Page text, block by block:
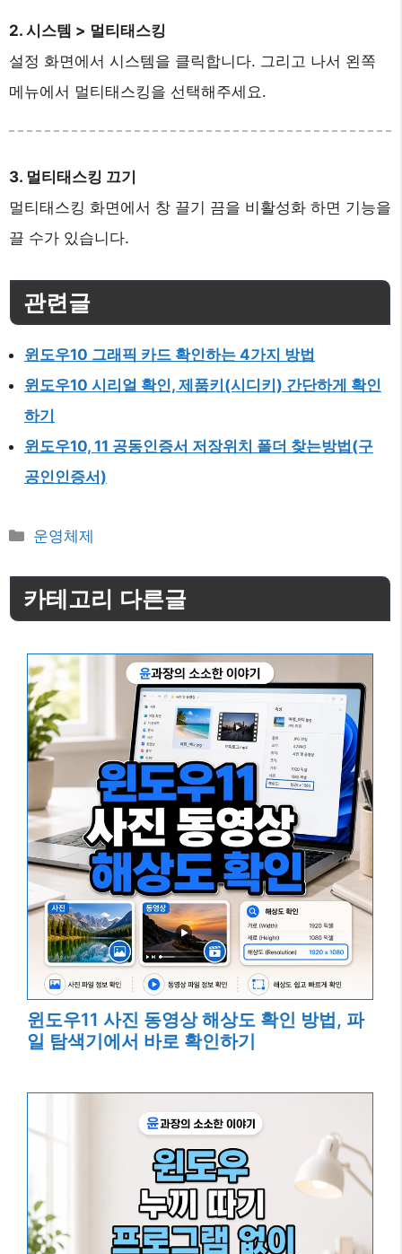
2. 시스템 > 멀티태스킹
설정 화면에서 시스템을 클릭합니다. 그리고 나서 왼쪽
메뉴에서 멀티태스킹을 선택해주세요.
3. 멀티태스킹 끄기
멀티태스킹 화면에서 창 끌기 끔을 비활성화 하면 기능을
끌 수가 있습니다.
관련글
윈도우10 그래픽 카드 확인하는 4가지 방법
윈도우10 시리얼 확인, 제품키(시디키) 간단하게 확인
하기
윈도우10, 11 공동인증서 저장위치 폴더 찾는방법(구
공인인증서)
카
고
리
운영체제
카테고리 다른글
윈도우11 사진 동영상 해상도 확인 방법, 파
일 탐색기에서 바로 확인하기